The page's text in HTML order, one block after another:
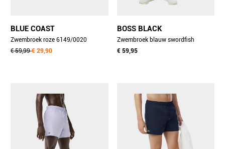
BLUE COAST
Zwembroek roze 6149/0020
€ 59,99€ 29,90
BOSS BLACK
Zwembroek blauw swordfish
10257136 01 50554613/415
€ 59,95